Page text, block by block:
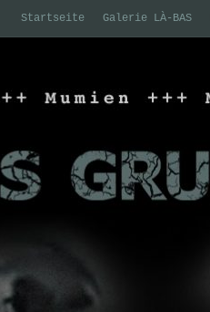
Startseite Galerie LÀ-BAS